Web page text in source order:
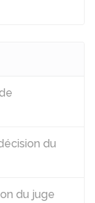
du
du juge